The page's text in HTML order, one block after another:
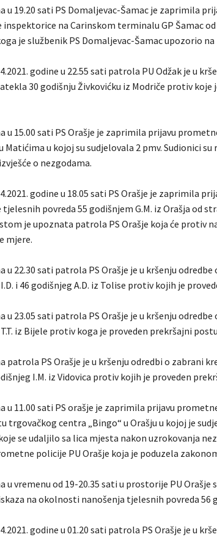
u 19.20 sati PS Domaljevac-Šamac je zaprimila
na Carinskom terminalu GP Šamac od
je službenik PS Domaljevac-Šamac upozorio na
godine u 22.55 sati patrola PU Odžak je u
30 godišnju Živkovićku iz Modriče protiv koje
u 15.00 sati PS Orašje je zaprimila prijavu
Matićima u kojoj su sudjelovala 2 pmv. Sudionici
o nezgodama.
godine u 18.05 sati PS Orašje je zaprimila
povreda 55 godišnjem G.M. iz Orašja od
je upoznata patrola PS Orašje koja će protiv
mjere.
u 22.30 sati patrola PS Orašje je u kršenju
i 46 godišnjeg A.D. iz Tolise protiv kojih je
u 23.05 sati patrola PS Orašje je u kršenju
iz Bijele protiv koga je proveden prekršajni
patrola PS Orašje je u kršenju odredbi o zabrani
I.M. iz Vidovica protiv kojih je proveden
u 11.00 sati PS orašje je zaprimila prijavu
trgovačkog centra „Bingo“ u Orašju u kojoj je
se udaljilo sa lica mjesta nakon uzrokovanja
policije PU Orašje koja je poduzela
u vremenu od 19-20.35 sati u prostorije PU Orašje
na okolnosti nanošenja tjelesnih povreda 56
godine u 01.20 sati patrola PS Orašje je u